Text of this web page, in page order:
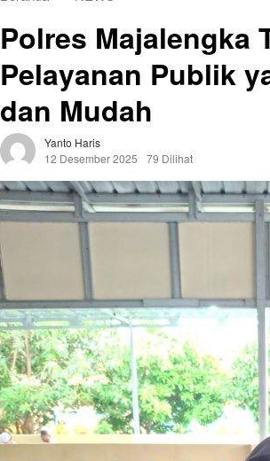
Polres Majalengka
Pelayanan Publik
dan Mudah
Yanto Haris
12 Desember 2025
79 Dilihat